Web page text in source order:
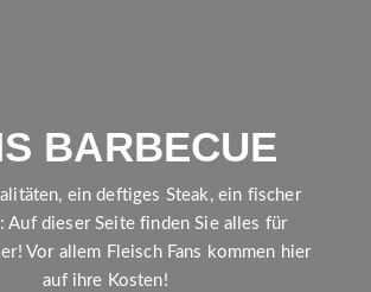
BARBECUE
ein deftiges Steak, ein fischer
Auf dieser Seite finden Sie alles für
Vor allem Fleisch Fans kommen hier
auf ihre Kosten!